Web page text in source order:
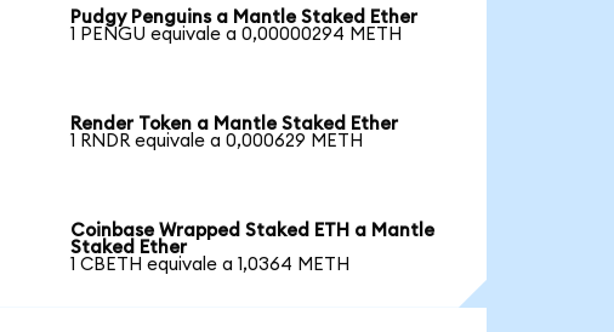
Pudgy Penguins a Mantle Staked Ether
1 PENGU equivale a 0,00000294 METH
Render Token a Mantle Staked Ether
1 RNDR equivale a 0,000629 METH
Coinbase Wrapped Staked ETH a Mantle
Staked Ether
1 CBETH equivale a 1,0364 METH